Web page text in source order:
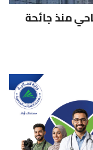
منذ جائحة